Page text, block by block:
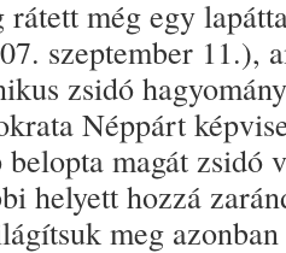
még egy
szeptember 11.),
zsidó
Néppárt
magát zsidó
helyett hozzá
meg